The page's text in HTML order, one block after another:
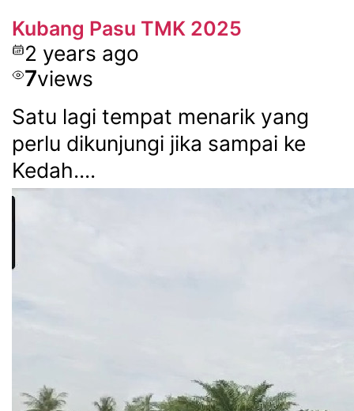
Kubang Pasu TMK 2025
2 years ago
7views
Satu lagi tempat menarik yang
perlu dikunjungi jika sampai ke
Kedah....